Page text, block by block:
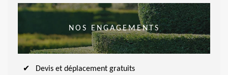
NOS ENGAGEMENTS
Devis et déplacement gratuits